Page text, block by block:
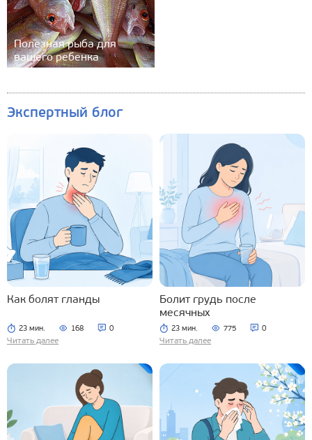
Полезная рыба для
вашего ребенка
Экспертный блог
Как болят гланды
23 мин. 168 0
Читать далее
Болит грудь после
месячных
23 мин. 775 0
Читать далее